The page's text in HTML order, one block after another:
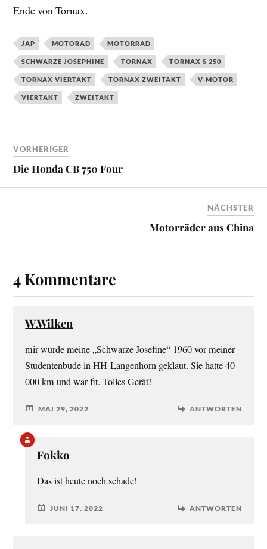
Ende von Tornax.
JAP MOTORAD MOTORRAD
SCHWARZE JOSEPHINE TORNAX TORNAX S 250
TORNAX VIERTAKT TORNAX ZWEITAKT V-MOTOR
VIERTAKT ZWEITAKT
VORHERIGER
Die Honda CB 750 Four
NÄCHSTER
Motorräder aus China
4 Kommentare
W.Wilken
mir wurde meine „Schwarze Josefine“ 1960 vor meiner
Studentenbude in HH-Langenhorn geklaut. Sie hatte 40
000 km und war fit. Tolles Gerät!
MAI 29, 2022 ANTWORTEN
Fokko
Das ist heute noch schade!
JUNI 17, 2022 ANTWORTEN